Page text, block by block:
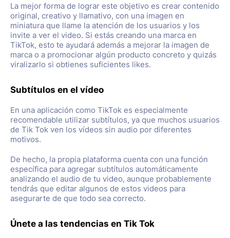
La mejor forma de lograr este objetivo es crear contenido
original, creativo y llamativo, con una imagen en
miniatura que llame la atención de los usuarios y los
invite a ver el video. Si estás creando una marca en
TikTok, esto te ayudará además a mejorar la imagen de
marca o a promocionar algún producto concreto y quizás
viralizarlo si obtienes suficientes likes.
Subtítulos en el vídeo
En una aplicación como TikTok es especialmente
recomendable utilizar subtítulos, ya que muchos usuarios
de Tik Tok ven los vídeos sin audio por diferentes
motivos.
De hecho, la propia plataforma cuenta con una función
específica para agregar subtítulos automáticamente
analizando el audio de tu video, aunque probablemente
tendrás que editar algunos de estos videos para
asegurarte de que todo sea correcto.
Únete a las tendencias en Tik Tok